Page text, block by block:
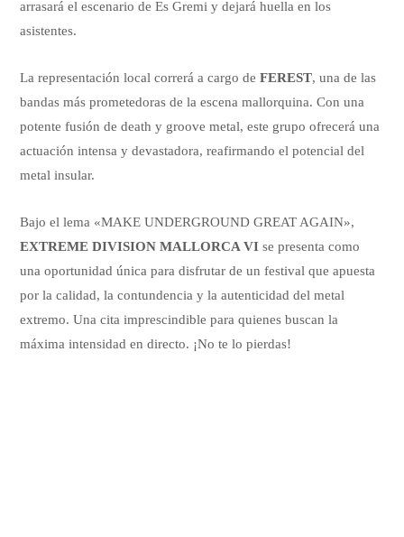
arrasará el escenario de Es Gremi y dejará huella en los
asistentes.
La representación local correrá a cargo deFEREST, una de las
bandas más prometedoras de la escena mallorquina. Con una
potente fusión de death y groove metal, este grupo ofrecerá una
actuación intensa y devastadora, reafirmando el potencial del
metal insular.
Bajo el lema «MAKE UNDERGROUND GREAT AGAIN»,
EXTREME DIVISION MALLORCA VI se presenta como
una oportunidad única para disfrutar de un festival que apuesta
por la calidad, la contundencia y la autenticidad del metal
extremo. Una cita imprescindible para quienes buscan la
máxima intensidad en directo. ¡No te lo pierdas!